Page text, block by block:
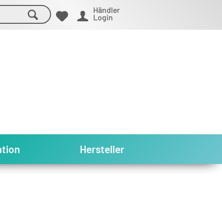
Händler
Login
Hersteller